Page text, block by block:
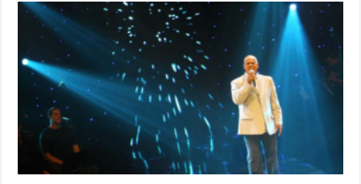
Nascimento
principal
atração
musical
deste
15ª
Dia
do
Evangélico
Natividade